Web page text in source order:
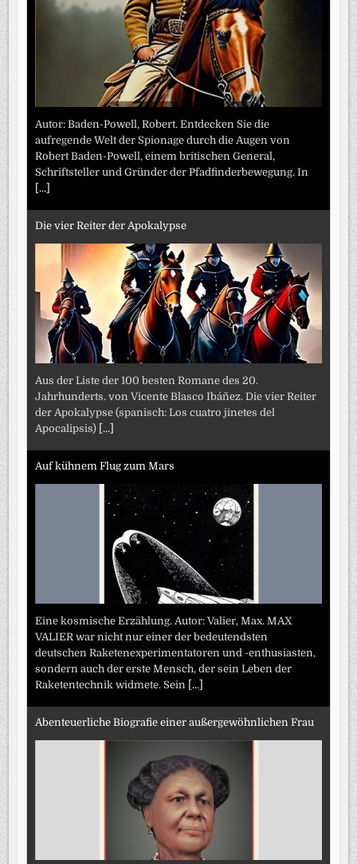
Autor: Baden-Powell, Robert. Entdecken Sie die
aufregende Welt der Spionage durch die Augen von
Robert Baden-Powell, einem britischen General,
Schriftsteller und Gründer der Pfadfinderbewegung. In
[...]
Die vier Reiter der Apokalypse
Aus der Liste der 100 besten Romane des 20.
Jahrhunderts. von Vicente Blasco Ibáñez. Die vier Reiter
der Apokalypse (spanisch: Los cuatro jinetes del
Apocalipsis) [...]
Auf kühnem Flug zum Mars
Eine kosmische Erzählung. Autor: Valier, Max. MAX
VALIER war nicht nur einer der bedeutendsten
deutschen Raketenexperimentatoren und -enthusiasten,
sondern auch der erste Mensch, der sein Leben der
Raketentechnik widmete. Sein [...]
Abenteuerliche Biografie einer außergewöhnlichen Frau